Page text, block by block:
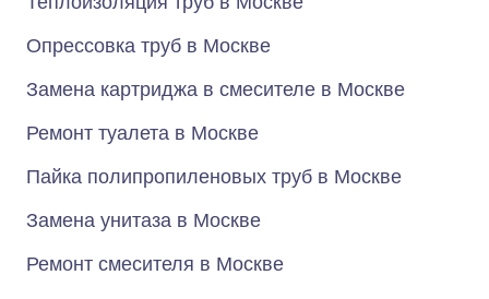
Опрессовка труб в Москве
Замена картриджа в смесителе в Москве
Ремонт туалета в Москве
Пайка полипропиленовых труб в Москве
Замена унитаза в Москве
Ремонт смесителя в Москве